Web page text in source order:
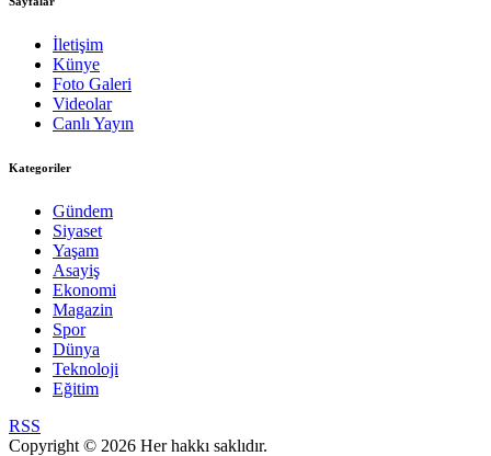
İletişim
Künye
Foto Galeri
Videolar
Canlı Yayın
Kategoriler
Gündem
Siyaset
Yaşam
Asayiş
Ekonomi
Magazin
Spor
Dünya
Teknoloji
Eğitim
RSS
Copyright © 2026 Her hakkı saklıdır.